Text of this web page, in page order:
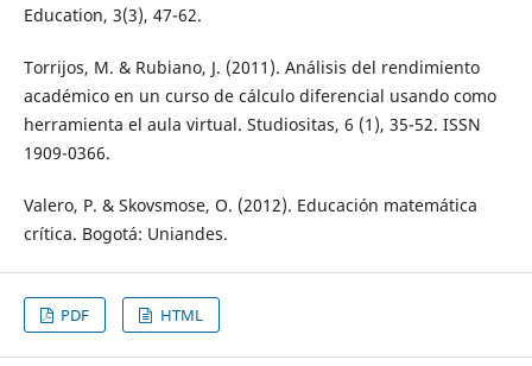
Education, 3(3), 47-62.
Torrijos, M. & Rubiano, J. (2011). Análisis del rendimiento
académico en un curso de cálculo diferencial usando como
herramienta el aula virtual. Studiositas, 6 (1), 35-52. ISSN
1909-0366.
Valero, P. & Skovsmose, O. (2012). Educación matemática
crítica. Bogotá: Uniandes.
PDF HTML